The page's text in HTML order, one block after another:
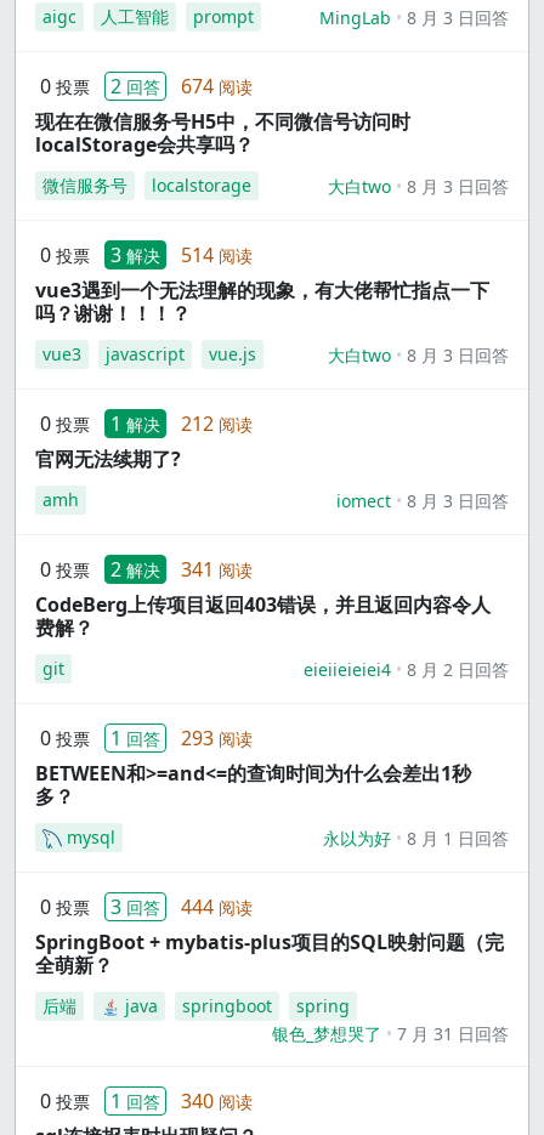
aigc 人工智能 prompt MingLab 8 月 3 日回答
0 投票 2 回答 674 阅读
现在在微信服务号H5中，不同微信号访问时
localStorage会共享吗？
微信服务号 localstorage 大白two 8 月 3 日回答
0 投票 3 解决 514 阅读
vue3遇到一个无法理解的现象，有大佬帮忙指点一下
吗？谢谢！！！？
vue3 javascript vue.js 大白two 8 月 3 日回答
0 投票 1 解决 212 阅读
官网无法续期了?
amh iomect 8 月 3 日回答
0 投票 2 解决 341 阅读
CodeBerg上传项目返回403错误，并且返回内容令人
费解？
git eieiieieiei4 8 月 2 日回答
0 投票 1 回答 293 阅读
BETWEEN和>=and<=的查询时间为什么会差出1秒
多？
mysql 永以为好 8 月 1 日回答
0 投票 3 回答 444 阅读
SpringBoot + mybatis-plus项目的SQL映射问题（完
全萌新？
后端 java springboot
spring
银色_梦想哭了
7 月 31 日回答
0 投票 1 回答 340 阅读